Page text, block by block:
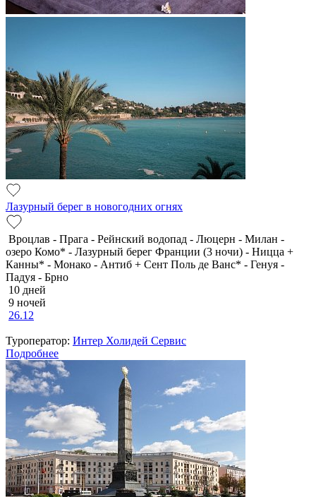
Лазурный берег в новогодних огнях
Вроцлав - Прага - Рейнский водопад - Люцерн - Милан -
озеро Комо* - Лазурный берег Франции (3 ночи) - Ницца +
Канны* - Монако - Антиб + Сент Поль де Ванс* - Генуя -
Падуя - Брно
10 дней
9 ночей
26.12
Туроператор: Интер Холидей Сервис
Подробнее